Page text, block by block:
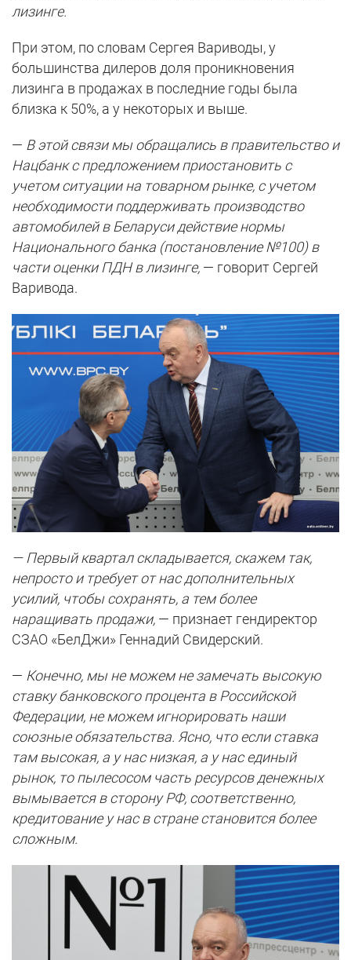
лизинге.
При этом, по словам Сергея Вариводы, у
большинства дилеров доля проникновения
лизинга в продажах в последние годы была
близка к 50%, а у некоторых и выше.
— В этой связи мы обращались в правительство и
Нацбанк с предложением приостановить с
учетом ситуации на товарном рынке, с учетом
необходимости поддерживать производство
автомобилей в Беларуси действие нормы
Национального банка (постановление №100) в
части оценки ПДН в лизинге, — говорит Сергей
Варивода.
— Первый квартал складывается, скажем так,
непросто и требует от нас дополнительных
усилий, чтобы сохранять, а тем более
наращивать продажи, — признает гендиректор
СЗАО «БелДжи» Геннадий Свидерский.
— Конечно, мы не можем не замечать высокую
ставку банковского процента в Российской
Федерации, не можем игнорировать наши
союзные обязательства. Ясно, что если ставка
там высокая, а у нас низкая, а у нас единый
рынок, то пылесосом часть ресурсов денежных
вымывается в сторону РФ, соответственно,
кредитование у нас в стране становится более
сложным.